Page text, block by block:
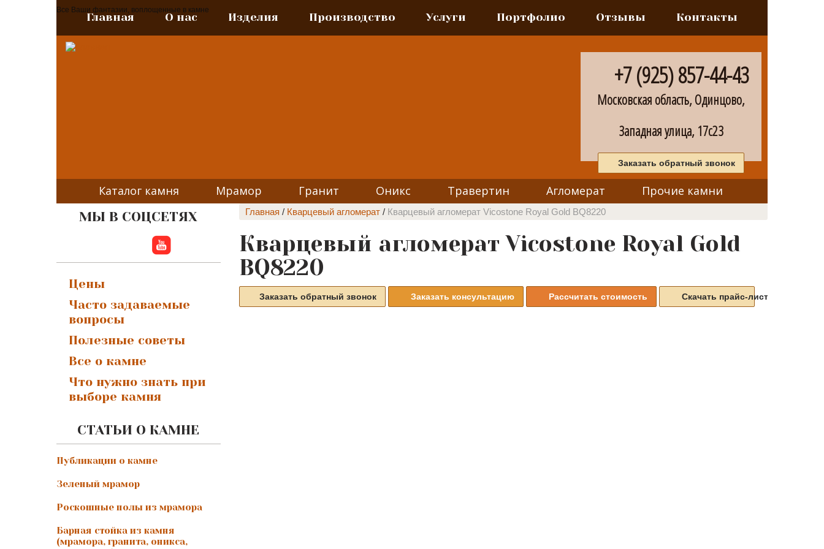
Все Ваши фантазии, воплощенные в камне
Главная О нас Изделия Производство Услуги Портфолио Отзывы Контакты
+7 (925) 857-44-43
Московская область, Одинцово,
Западная улица, 17с23
Заказать обратный звонок
Каталог камня Мрамор Гранит Оникс Травертин Агломерат Прочие камни
МЫ В СОЦСЕТЯХ
Цены
Часто задаваемые
вопросы
Полезные советы
Все о камне
Что нужно знать при
выборе камня
СТАТЬИ О КАМНЕ
Публикации о камне
Зеленый мрамор
Роскошные полы из мрамора
Барная стойка из камня
(мрамора, гранита, оникса,
Главная / Кварцевый агломерат / Кварцевый агломерат Vicostone Royal Gold BQ8220
Кварцевый агломерат Vicostone Royal Gold
BQ8220
Заказать обратный звонок Заказать консультацию Рассчитать стоимость Скачать прайс-листы